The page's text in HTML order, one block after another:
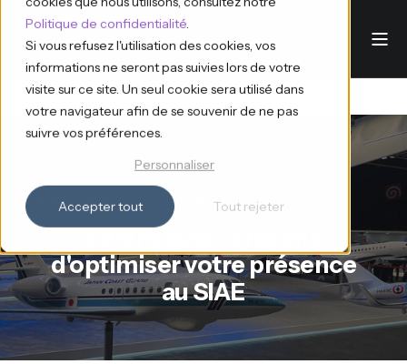
Politique de confidentialité.
Si vous refusez l'utilisation des cookies, vos
informations ne seront pas suivies lors de votre
visite sur ce site. Un seul cookie sera utilisé dans
votre navigateur afin de se souvenir de ne pas
suivre vos préférences.
Personnaliser
Accepter tout Tout rejeter
Ana d'Eventdrive 21.11.2024 7 min read
Salons B2B : 3 façons
d'optimiser votre présence
au SIAE